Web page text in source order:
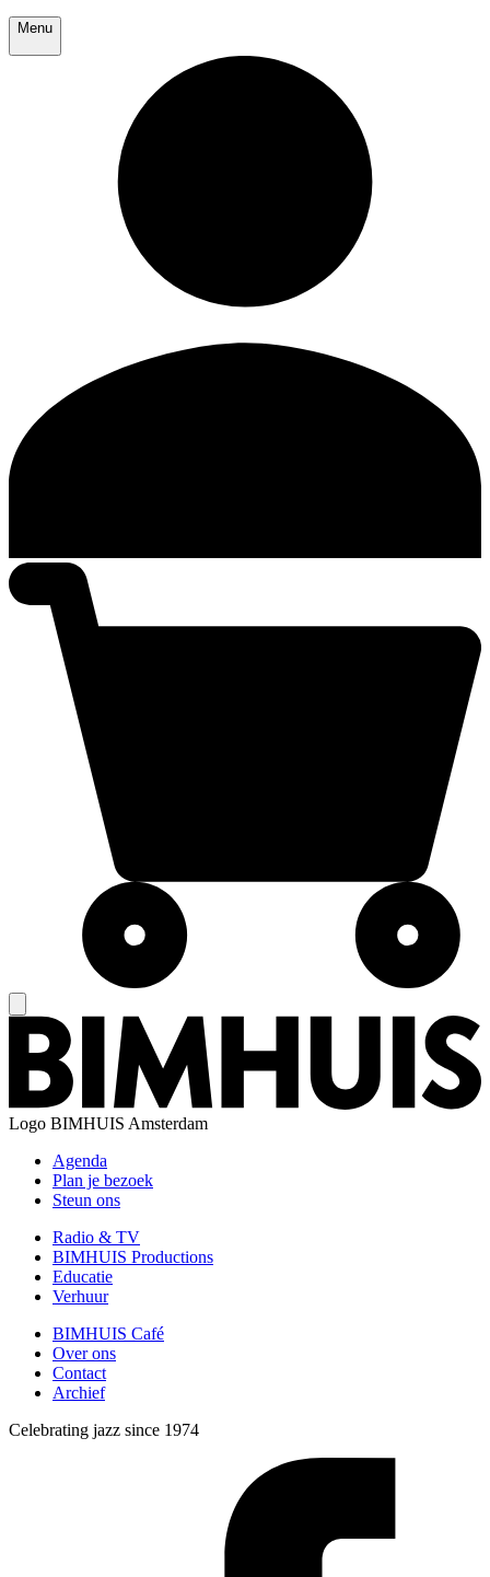
Menu
Logo BIMHUIS Amsterdam
Agenda
Plan je bezoek
Steun ons
Radio & TV
BIMHUIS Productions
Educatie
Verhuur
BIMHUIS Café
Over ons
Contact
Archief
Celebrating jazz since 1974